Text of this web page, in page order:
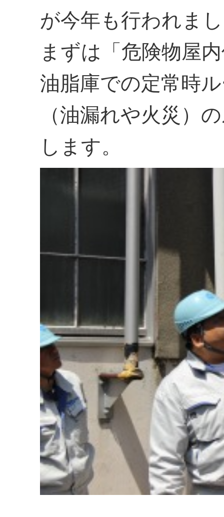
が今年も行われま
まずは「危険物屋
油脂庫での定常時
（油漏れや火災）
します。